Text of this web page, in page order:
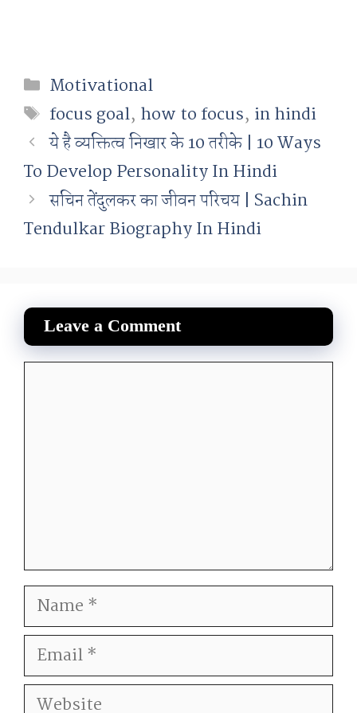
Categories
Motivational
Tags
focus goal, how to focus, in hindi
ये है व्यक्तित्व निखार के 10 तरीके | 10 Ways
To Develop Personality In Hindi
सचिन तेंदुलकर का जीवन परिचय | Sachin
Tendulkar Biography In Hindi
Leave a Comment
Name
Email
Website